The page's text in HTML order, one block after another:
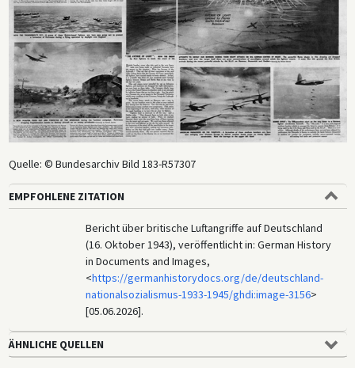
Quelle: © Bundesarchiv Bild 183-R57307
EMPFOHLENE ZITATION
Bericht über britische Luftangriffe auf Deutschland
(16. Oktober 1943), veröffentlicht in: German History
in Documents and Images,
<https://germanhistorydocs.org/de/deutschland-
nationalsozialismus-1933-1945/ghdi:image-3156>
[05.06.2026].
ÄHNLICHE QUELLEN